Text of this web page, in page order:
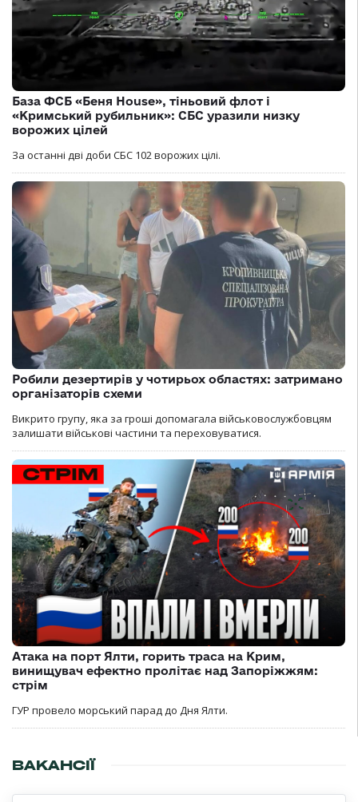
База ФСБ «Беня House», тіньовий флот і
«Кримський рубильник»: СБС уразили низку
ворожих цілей
За останні дві доби СБС 102 ворожих цілі.
Робили дезертирів у чотирьох областях: затримано
організаторів схеми
Викрито групу, яка за гроші допомагала військовослужбовцям
залишати військові частини та переховуватися.
Атака на порт Ялти, горить траса на Крим,
винищувач ефектно пролітає над Запоріжжям:
стрім
ГУР провело морський парад до Дня Ялти.
ВАКАНСІЇ